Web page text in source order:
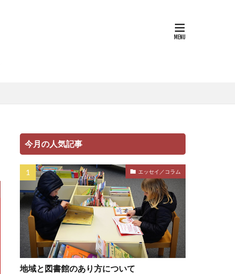
今月の人気記事
エッセイ／コラム
地域と図書館のあり方について